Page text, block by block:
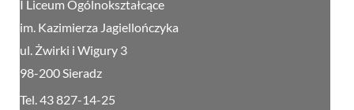
I Liceum Ogólnokształcące
im. Kazimierza Jagiellończyka
ul. Żwirki i Wigury 3
98-200 Sieradz
Tel. 43 827-14-25